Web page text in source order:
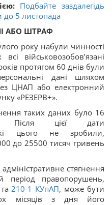
Подбайте заздалегідь
до 5 листопада
АБО ШТРАФ
року набули чинності
військовозобов’язані
протягом 60 днів були
дані шляхом
ЦНАП або електронний
«РЕЗЕРВ+».
таких даних було 16
цієї дати
які цього не зробили,
до 25500 тисяч гривень
адміністративне стягнення
правопорушень,
210-1 КУпАП, може бути
місяців з дня його